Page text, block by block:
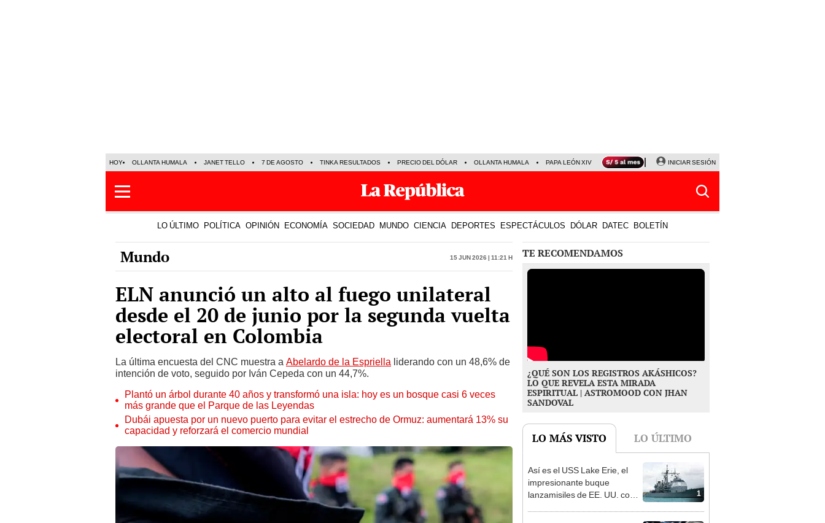
HOY OLLANTA HUMALA JANET TELLO 7 DE AGOSTO TINKA RESULTADOS PRECIO DEL DÓLAR OLLANTA HUMALA PAPA LEÓN XIV NALDY SALDAÑA LA BELLA LUZ
INICIAR SESIÓN
LO ÚLTIMO POLÍTICA OPINIÓN ECONOMÍA SOCIEDAD MUNDO CIENCIA DEPORTES ESPECTÁCULOS DÓLAR DATEC BOLETÍN
Mundo 15 Jun 2026 | 11:21 h
ELN anunció un alto al fuego unilateral
desde el 20 de junio por la segunda vuelta
electoral en Colombia
La última encuesta del CNC muestra a Abelardo de la Espriella liderando con un 48,6% de
intención de voto, seguido por Iván Cepeda con un 44,7%.
Plantó un árbol durante 40 años y transformó una isla: hoy es un bosque casi 6 veces
más grande que el Parque de las Leyendas
Dubái apuesta por un nuevo puerto para evitar el estrecho de Ormuz: aumentará 13% su
capacidad y reforzará el comercio mundial
TE RECOMENDAMOS
¿QUÉ SON LOS REGISTROS AKÁSHICOS?
LO QUE REVELA ESTA MIRADA
ESPIRITUAL | ASTROMOOD CON JHAN
SANDOVAL
LO MÁS VISTO LO ÚLTIMO
1
Así es el USS Lake Erie, el
impresionante buque
lanzamisiles de EE. UU. con